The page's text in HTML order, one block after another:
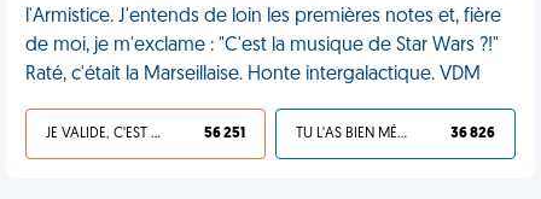
l'Armistice. J'entends de loin les premières notes et, fière
de moi, je m'exclame : "C'est la musique de Star Wars ?!"
Raté, c'était la Marseillaise. Honte intergalactique. VDM
JE VALIDE, C'EST UNE VDM 56 251 TU L'AS BIEN MÉRITÉ 36 826